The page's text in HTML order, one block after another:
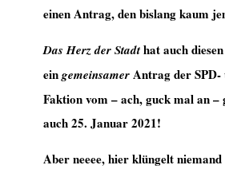
einen Antrag, den bislang kaum
Das Herz der Stadthat auch
eingemeinsamerAntrag der SPD-
Faktion vom – ach, guck mal an –
auch 25. Januar 2021!
Aber neeee, hier klüngelt niemand